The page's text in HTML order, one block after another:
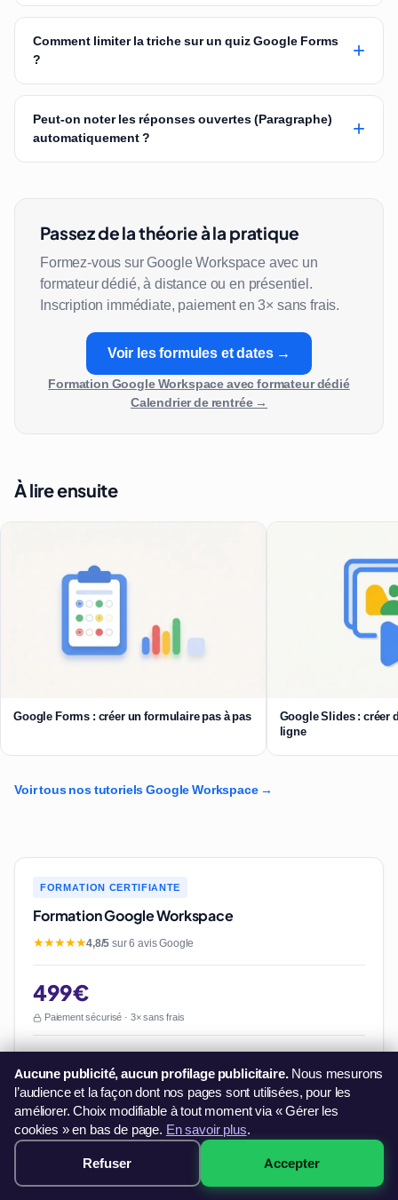
Comment limiter la triche sur un quiz Google Forms
?
+
Peut-on noter les réponses ouvertes (Paragraphe)
automatiquement ?
+
Passez de la théorie à la pratique
Formez-vous sur Google Workspace avec un
formateur dédié, à distance ou en présentiel.
Inscription immédiate, paiement en 3× sans frais.
Voir les formules et dates →
Formation Google Workspace avec formateur dédié
Calendrier de rentrée →
À lire ensuite
Google Forms : créer un formulaire pas à pas
Google Slides : créer
ligne
Voir tous nos tutoriels Google Workspace →
FORMATION CERTIFIANTE
Formation Google Workspace
★★★★★4,8/5sur 6 avis Google
499€
Paiement sécurisé · 3× sans frais
Formateur dédié
Sessions distance ou présentiel
Accès illimité aux supports
Voir la formation Google Workspace certifiante →
Formation Google Workspace
dès 499€ Réserver →
Aucune publicité, aucun profilage publicitaire.Nous mesurons
l’audience et la façon dont nos pages sont utilisées, pour les
améliorer. Choix modifiable à tout moment via « Gérer les
cookies » en bas de page. En savoir plus.
Refuser Accepter